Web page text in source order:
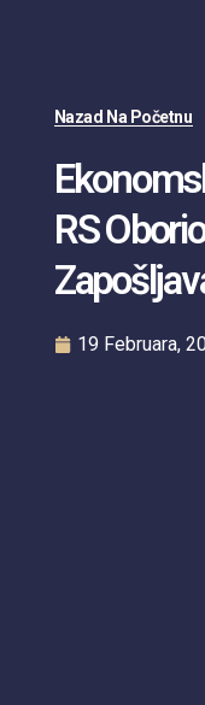
Nazad Na Početnu
RS
19 Februara,